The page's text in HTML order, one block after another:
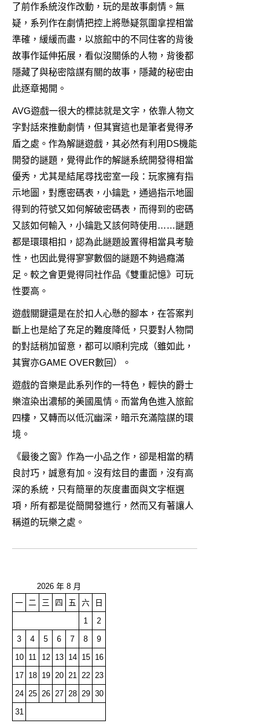
了前作系統沒作改動，玩的是故事劇情。無
疑，系列作在劇情把控上將懸疑氛圍拿捏相當
準確，緩緩而盡，以旅館中的不同住客的背後
故事作延伸拓展，看似沒關係的人物，背後都
隱藏了與秘密陰謀有關的故事，隱藏的秘密由
此逐章揭開。
AVG遊戲一很大的標誌就是文字，依靠人物文
字對話來推動劇情，但其實這也是筆者覺得矛
盾之處。作為解謎遊戲，其必然有利用DS機能
開發的謎題，覺得此作的解謎系統開發得相當
優秀，尤其是結尾尋找密室一段：玩家擁有指
示地圖，對應密碼表，小鑰匙，通過指示地圖
得到的符號又如何解破密碼表，而得到的密碼
又該如何輸入，小鑰匙又該何時使用……謎題
都是環環相扣，認為此謎題設置得相當具考驗
性，也因此覺得寥寥數個的謎題不夠過癮滿
足。較之會更覺得同社作品《雙重記憶》可玩
性要高。
遊戲關鍵還是在於扣人心懸的腳本，在答案判
斷上也是給了充足的難度降低，只要對人物間
的對話稍加留意，都可以順利完成（雖如此，
其實亦GAME OVER數回）。
遊戲的音樂是此系列作的一特色，輕快的爵士
樂渲染出濃郁的美國風情。而當角色進入旅館
四樓，又轉而以低沉幽深，暗示充滿陰謀的環
境。
《最後之窗》作為一小品之作，卻是相當的精
良討巧，誠意有加。沒有炫目的畫面，沒有高
深的系統，只有簡單的灰度畫面與文字框選
項，所有都是從簡開發進行，然而又有著讓人
稱道的玩樂之處。
2026 年 8 月
一
二 三 四 五 六
日
1
2
3
4 5 6 7 8
9
10
11 12 13 14 15
16
17
18 19 20 21 22
23
24
25 26 27 28 29 30
31